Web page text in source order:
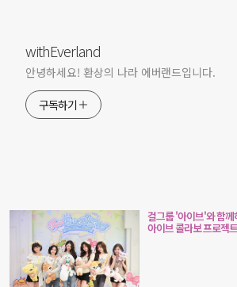
withEverland
안녕하세요! 환상의 나라 에버랜드입니다.
구독하기
걸그룹 '아이브'와 함
아이브 콜라보 프로젝